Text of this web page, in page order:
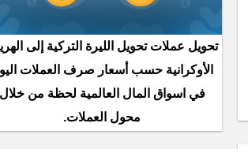
تحويل عملات تحويل الليرة التركية إلى
الأوكرانية حسب أسعار صرف العملات
في اسواق المال العالمية لحظة من خلال
محول العملات.